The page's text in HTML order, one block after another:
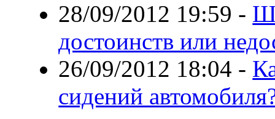
28/09/2012 19:59 -
достоинств или
26/09/2012 18:04 -
сидений